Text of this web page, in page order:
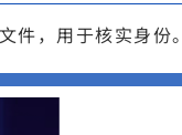
件，用于核实身份。